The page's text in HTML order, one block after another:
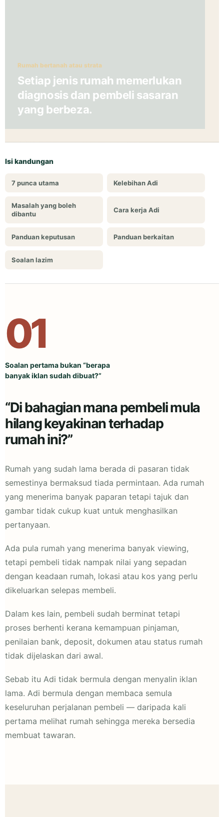
Rumah bertanah atau strata
Setiap jenis rumah memerlukan
diagnosis dan pembeli sasaran
yang berbeza.
Isi kandungan
7 punca utama Kelebihan Adi
Masalah yang boleh
dibantu
Cara kerja Adi
Panduan keputusan Panduan berkaitan
Soalan lazim
01
Soalan pertama bukan “berapa
banyak iklan sudah dibuat?”
“Di bahagian mana pembeli mula
hilang keyakinan terhadap
rumah ini?”
Rumah yang sudah lama berada di pasaran tidak
semestinya bermaksud tiada permintaan. Ada rumah
yang menerima banyak paparan tetapi tajuk dan
gambar tidak cukup kuat untuk menghasilkan
pertanyaan.
Ada pula rumah yang menerima banyak viewing,
tetapi pembeli tidak nampak nilai yang sepadan
dengan keadaan rumah, lokasi atau kos yang perlu
dikeluarkan selepas membeli.
Dalam kes lain, pembeli sudah berminat tetapi
proses berhenti kerana kemampuan pinjaman,
penilaian bank, deposit, dokumen atau status rumah
tidak dijelaskan dari awal.
Sebab itu Adi tidak bermula dengan menyalin iklan
lama. Adi bermula dengan membaca semula
keseluruhan perjalanan pembeli — daripada kali
pertama melihat rumah sehingga mereka bersedia
membuat tawaran.